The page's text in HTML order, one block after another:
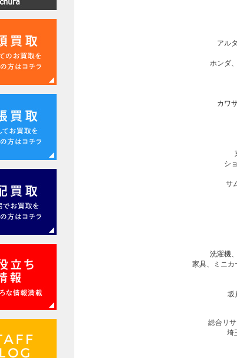
アル
ホンダ
カワ
シ
サ
洗濯機
家具、ミニカ
坂
総合リ
埼